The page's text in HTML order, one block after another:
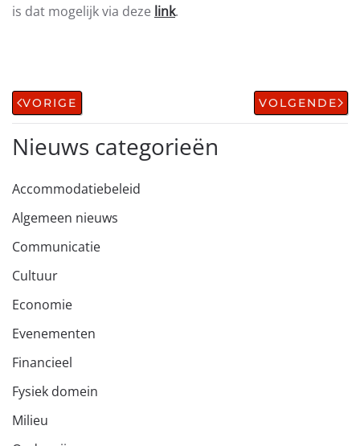
is dat mogelijk via deze link.
VORIGE VOLGENDE
Nieuws categorieën
Accommodatiebeleid
Algemeen nieuws
Communicatie
Cultuur
Economie
Evenementen
Financieel
Fysiek domein
Milieu